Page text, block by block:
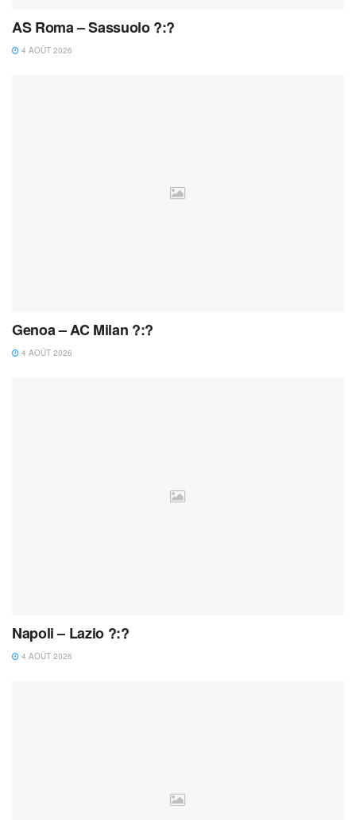
AS Roma – Sassuolo ?:?
4 AOÛT 2026
Genoa – AC Milan ?:?
4 AOÛT 2026
Napoli – Lazio ?:?
4 AOÛT 2026